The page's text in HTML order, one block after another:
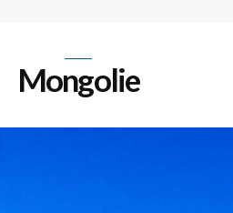
Mongolie